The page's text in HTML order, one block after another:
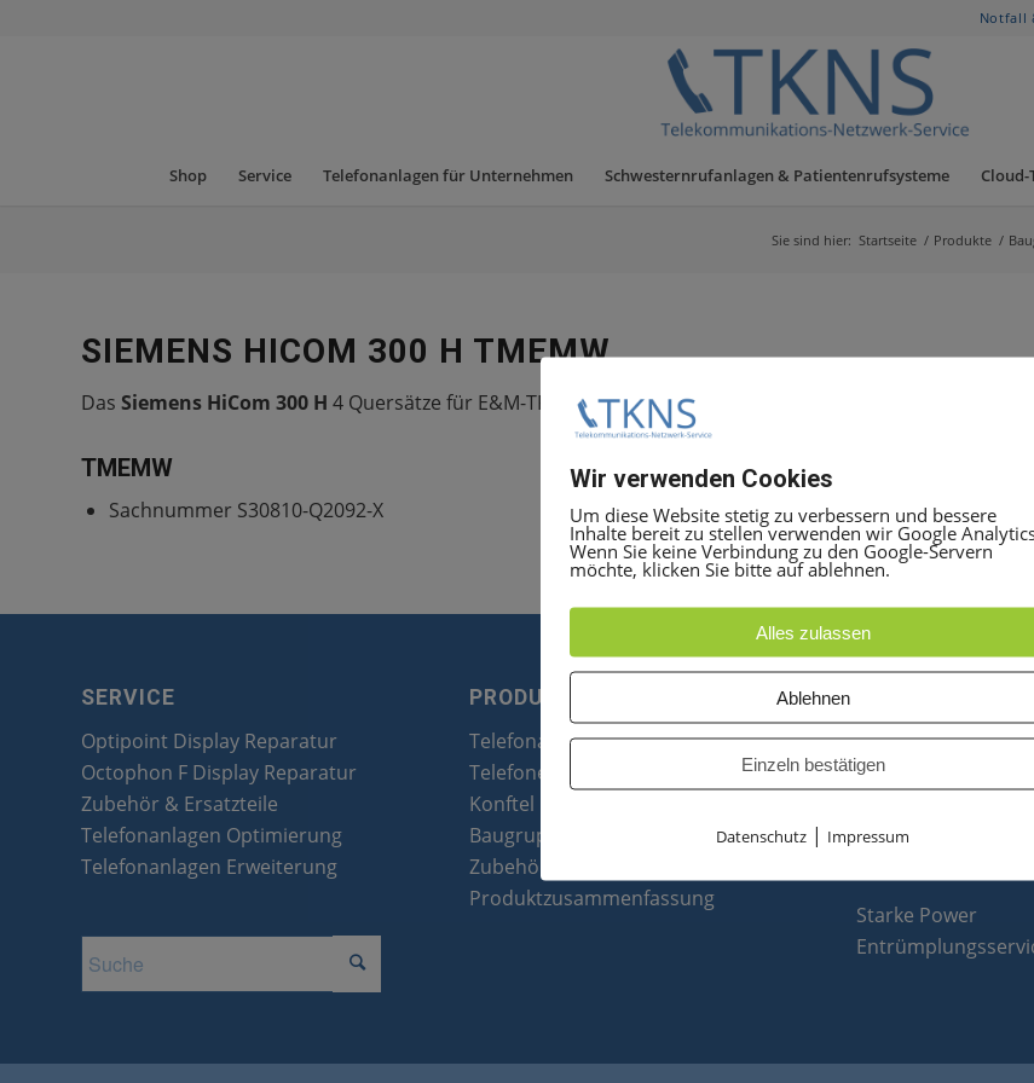
Notfall
Shop Service Telefonanlagen für Unternehmen Schwesternrufanlagen & Patientenrufsysteme
Sie sind hier: Startseite / Produkte /
SIEMENS HICOM 300 H TMEMW
Das Siemens HiCom 300 H 4 Quersätze für E&M-TF-Welt.
TMEMW
Sachnummer S30810-Q2092-X
SERVICE
Optipoint Display Reparatur
Octophon F Display Reparatur
Zubehör & Ersatzteile
Telefonanlagen Optimierung
Telefonanlagen Erweiterung
PRODUKTE
Telefonanlagen
Telefone
Konftel Konferenztelefone
Baugruppen
Zubehör & Ersatzteile
Produktzusammenfassung
optiPoint 500
Telefonanlagen
Octopus F
Starke Power
Wir verwenden Cookies
Um diese Website stetig zu verbessern und bessere
Inhalte bereit zu stellen verwenden wir Google
Wenn Sie keine Verbindung zu den Google-Servern
möchte, klicken Sie bitte auf ablehnen.
Alles zulassen
Ablehnen
Einzeln bestätigen
Datenschutz | Impressum